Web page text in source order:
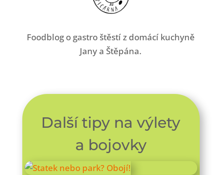
Foodblog o gastro štěstí z domácí kuchyně
Jany a Štěpána.
Další tipy na výlety
a bojovky